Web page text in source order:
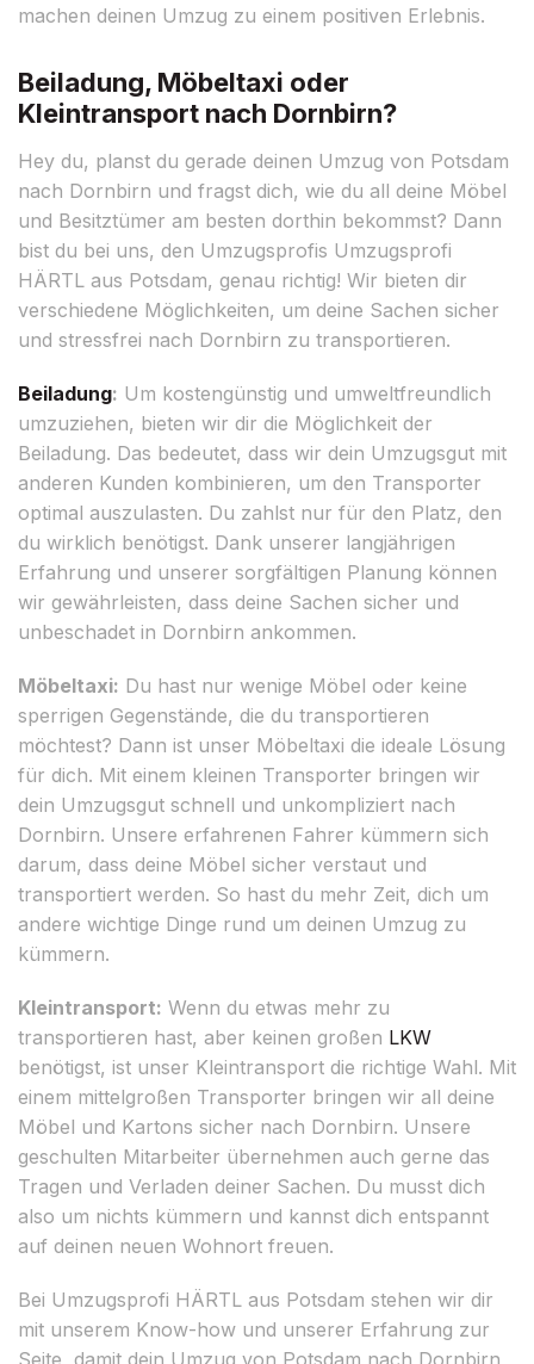
machen deinen Umzug zu einem positiven Erlebnis.
Beiladung, Möbeltaxi oder
Kleintransport nach Dornbirn?
Hey du, planst du gerade deinen Umzug von Potsdam
nach Dornbirn und fragst dich, wie du all deine Möbel
und Besitztümer am besten dorthin bekommst? Dann
bist du bei uns, den Umzugsprofis Umzugsprofi
HÄRTL aus Potsdam, genau richtig! Wir bieten dir
verschiedene Möglichkeiten, um deine Sachen sicher
und stressfrei nach Dornbirn zu transportieren.
Beiladung: Um kostengünstig und umweltfreundlich
umzuziehen, bieten wir dir die Möglichkeit der
Beiladung. Das bedeutet, dass wir dein Umzugsgut mit
anderen Kunden kombinieren, um den Transporter
optimal auszulasten. Du zahlst nur für den Platz, den
du wirklich benötigst. Dank unserer langjährigen
Erfahrung und unserer sorgfältigen Planung können
wir gewährleisten, dass deine Sachen sicher und
unbeschadet in Dornbirn ankommen.
Möbeltaxi: Du hast nur wenige Möbel oder keine
sperrigen Gegenstände, die du transportieren
möchtest? Dann ist unser Möbeltaxi die ideale Lösung
für dich. Mit einem kleinen Transporter bringen wir
dein Umzugsgut schnell und unkompliziert nach
Dornbirn. Unsere erfahrenen Fahrer kümmern sich
darum, dass deine Möbel sicher verstaut und
transportiert werden. So hast du mehr Zeit, dich um
andere wichtige Dinge rund um deinen Umzug zu
kümmern.
Kleintransport: Wenn du etwas mehr zu
transportieren hast, aber keinen großen LKW
benötigst, ist unser Kleintransport die richtige Wahl. Mit
einem mittelgroßen Transporter bringen wir all deine
Möbel und Kartons sicher nach Dornbirn. Unsere
geschulten Mitarbeiter übernehmen auch gerne das
Tragen und Verladen deiner Sachen. Du musst dich
also um nichts kümmern und kannst dich entspannt
auf deinen neuen Wohnort freuen.
Bei Umzugsprofi HÄRTL aus Potsdam stehen wir dir
mit unserem Know-how und unserer Erfahrung zur
Seite, damit dein Umzug von Potsdam nach Dornbirn